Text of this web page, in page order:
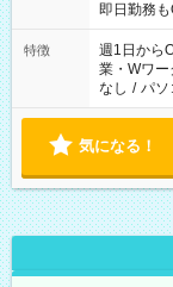
即日勤務も
特徴 週1日から
業・Wワー
なし / パソ
気になる！